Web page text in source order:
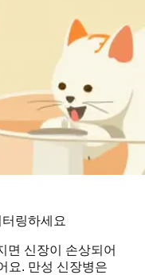
링하세요
면 신장이 손상되어
요. 만성 신장병은